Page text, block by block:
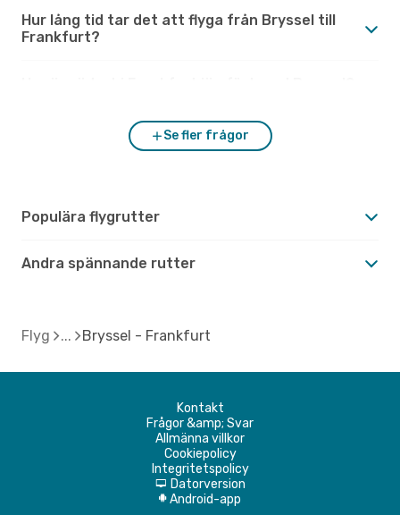
Hur lång tid tar det att flyga från Bryssel till
Frankfurt?
Se fler frågor
Populära flygrutter
Andra spännande rutter
Flyg Bryssel - Frankfurt
Kontakt
Frågor &amp; Svar
Allmänna villkor
Cookiepolicy
Integritetspolicy
d Datorversion
A Android-app